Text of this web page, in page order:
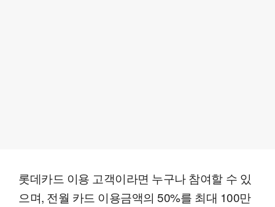
롯데카드 이용 고객이라면 누구나 참여할 수 있
으며, 전월 카드 이용금액의 50%를 최대 100만